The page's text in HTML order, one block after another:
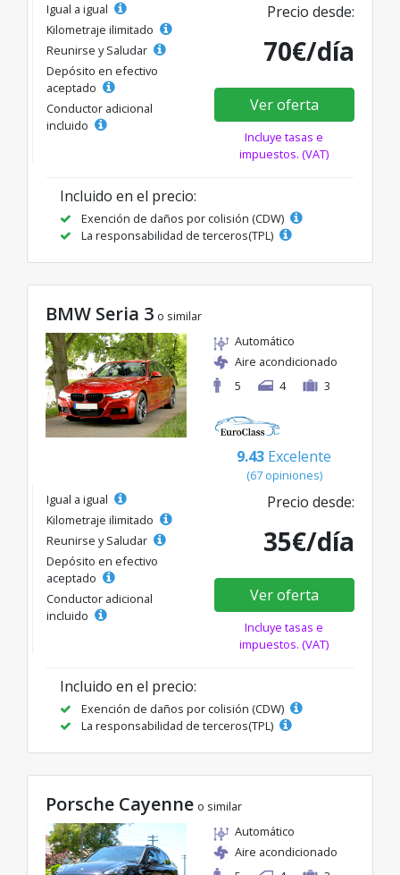
Igual a igual
Kilometraje ilimitado
Reunirse y Saludar
Depósito en efectivo
aceptado
Conductor adicional
incluido
Precio desde:
70€/día
Ver oferta
Incluye tasas e
impuestos. (VAT)
Incluido en el precio:
Exención de daños por colisión (CDW)
La responsabilidad de terceros(TPL)
BMW Seria 3 o similar
Automático
Aire acondicionado
5
4 3
9.43 Excelente
(67 opiniones)
Igual a igual
Kilometraje ilimitado
Reunirse y Saludar
Depósito en efectivo
aceptado
Conductor adicional
incluido
Precio desde:
35€/día
Ver oferta
Incluye tasas e
impuestos. (VAT)
Incluido en el precio:
Exención de daños por colisión (CDW)
La responsabilidad de terceros(TPL)
Porsche Cayenne o similar
Automático
Aire acondicionado